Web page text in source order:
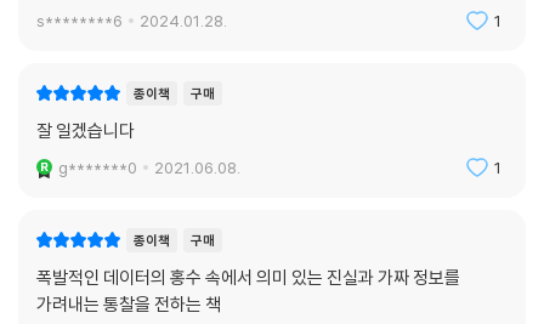
s********6 2024.01.28. 1
종이책 구매
잘 일겠습니다
g*******0 2021.06.08. 1
종이책 구매
폭발적인 데이터의 홍수 속에서 의미 있는 진실과 가짜 정보를
가려내는 통찰을 전하는 책